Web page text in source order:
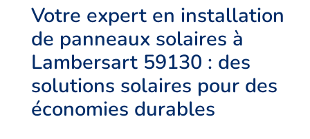
Votre expert en installation
de panneaux solaires à
Lambersart 59130 : des
solutions solaires pour des
économies durables